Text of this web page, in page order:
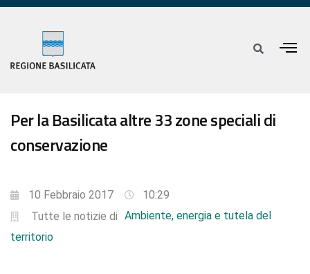
Per la Basilicata altre 33 zone speciali di
conservazione
10 Febbraio 2017
10:29
Tutte le notizie di Ambiente, energia e tutela del
territorio